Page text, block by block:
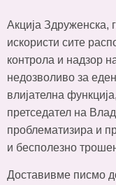
Акција Здруженска,
искористи сите
контрола и надзор
недозволиво за
влијателна
претседател на
проблематизира и
и бесполезно
Доставивме писмо